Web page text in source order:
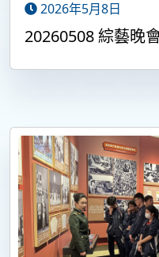
2026年5月8日
20260508 綜藝晚